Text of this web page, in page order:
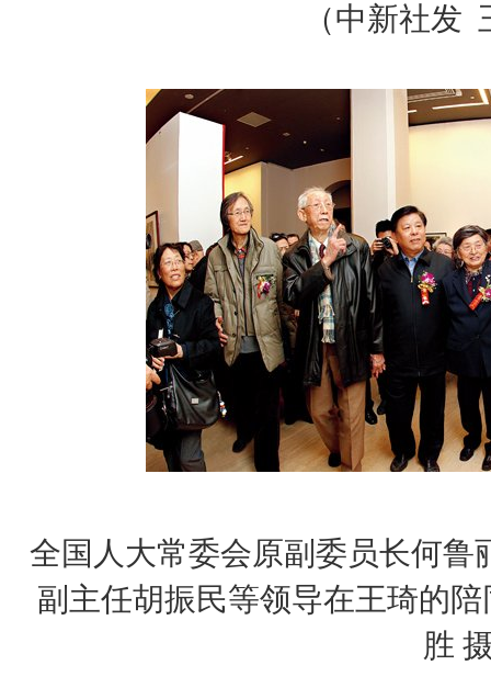
（中新社发
全国人大常委会原副委员长何
副主任胡振民等领导在王琦的
胜